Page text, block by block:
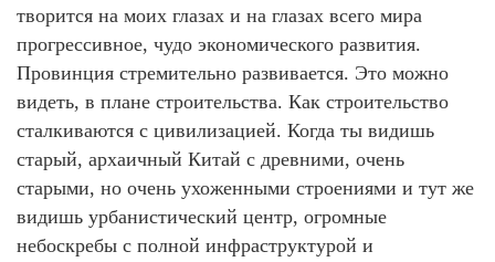
творится на моих глазах и на глазах всего мира
прогрессивное, чудо экономического развития.
Провинция стремительно развивается. Это можно
видеть, в плане строительства. Как строительство
сталкиваются с цивилизацией. Когда ты видишь
старый, архаичный Китай с древними, очень
старыми, но очень ухоженными строениями и тут же
видишь урбанистический центр, огромные
небоскребы с полной инфраструктурой и